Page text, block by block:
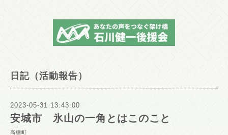
日記（活動報告）
2023-05-31 13:43:00
安城市 氷山の一角とはこのこと
高棚町